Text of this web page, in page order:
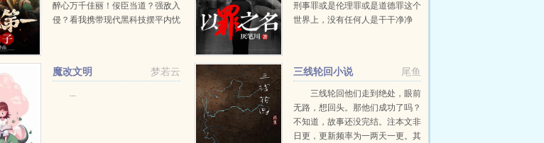
醉心万千佳丽！佞臣当道？强敌入
侵？看我携带现代黑科技摆平内忧
刑事罪或是伦理罪或是道德罪这个
世界上，没有任何人是干干净净
梦若云
魔改文明
...
尾鱼
三线轮回小说
三线轮回他们走到绝处，眼前
无路，想回头。那他们成功了吗？
不知道，故事还没完结。注本文非
日更，更新频率为一两天一更。其